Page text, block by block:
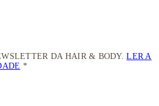
DA HAIR & BODY.LER A